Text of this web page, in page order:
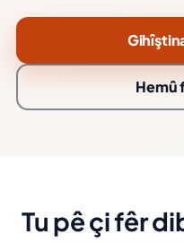
Hemû
Tu pê çi fêr